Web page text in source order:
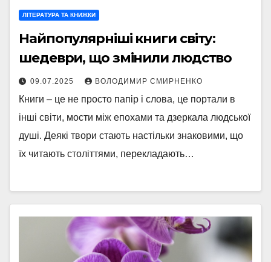
ЛІТЕРАТУРА ТА КНИЖКИ
Найпопулярніші книги світу:
шедеври, що змінили людство
09.07.2025 ВОЛОДИМИР СМИРНЕНКО
Книги – це не просто папір і слова, це портали в
інші світи, мости між епохами та дзеркала людської
душі. Деякі твори стають настільки знаковими, що
їх читають століттями, перекладають…